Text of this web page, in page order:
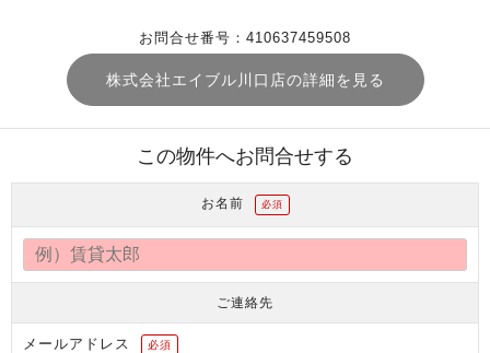
お問合せ番号：410637459508
株式会社エイブル川口店の詳細を見る
この物件へお問合せする
お名前 必須
ご連絡先
メールアドレス 必須